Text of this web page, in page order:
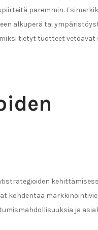
paremmin.
alkuperä tai
tietyt tuotteet vetoavat
kohdentaa
ja